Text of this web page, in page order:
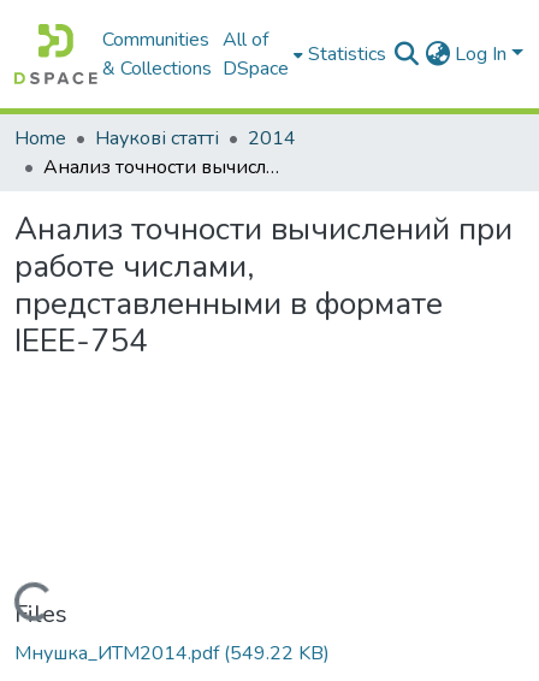
Communities
& Collections
All of
DSpace
Statistics Log In
Home Наукові статті
2014
Анализ точности вычислений при работе числами, представленными в формате IEEE-754
Анализ точности вычислений при
работе числами,
представленными в формате
IEEE-754
Loading...
Files
Мнушка_ИТМ2014.pdf(549.22 KB)